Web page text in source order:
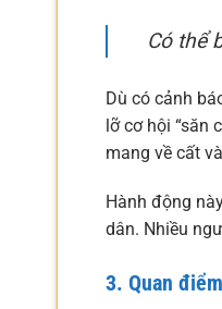
Có thể
Dù có cảnh
lỡ cơ hội “săn
mang về cất
Hành động
dân. Nhiều
3. Quan